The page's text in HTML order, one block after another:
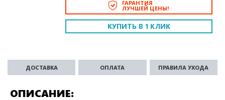
ГАРАНТИЯ
ЛУЧШЕЙ ЦЕНЫ!
КУПИТЬ В 1 КЛИК
ОПИСАНИЕ
ДОСТАВКА ОПЛАТА ПРАВИЛА УХОДА